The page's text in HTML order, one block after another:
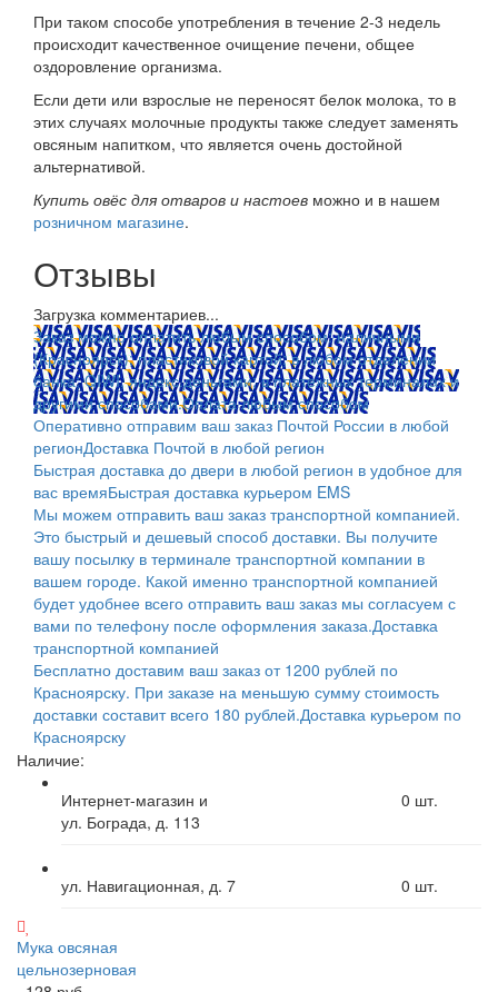
При таком способе употребления в течение 2-3 недель
происходит качественное очищение печени, общее
оздоровление организма.
Если дети или взрослые не переносят белок молока, то в
этих случаях молочные продукты также следует заменять
овсяным напитком, что является очень достойной
альтернативой.
Купить овёс для отваров и настоев можно и в нашем
розничном магазине.
Отзывы
Загрузка комментариев...
Заказ можно оплатить любым способом: наличными
(Красноярск); пластиковой картой; в любом отделении
банка; QIWI, яндекс.деньгами; в платежных терминалах и
другими способами.Оплата любым способом
Оперативно отправим ваш заказ Почтой России в любой
регионДоставка Почтой в любой регион
Быстрая доставка до двери в любой регион в удобное для
вас времяБыстрая доставка курьером EMS
Мы можем отправить ваш заказ транспортной компанией.
Это быстрый и дешевый способ доставки. Вы получите
вашу посылку в терминале транспортной компании в
вашем городе. Какой именно транспортной компанией
будет удобнее всего отправить ваш заказ мы согласуем с
вами по телефону после оформления заказа.Доставка
транспортной компанией
Бесплатно доставим ваш заказ от 1200 рублей по
Красноярску. При заказе на меньшую сумму стоимость
доставки составит всего 180 рублей.Доставка курьером по
Красноярску
Наличие:
Интернет-магазин и
ул. Бограда, д. 113
0 шт.
ул. Навигационная, д. 7 0 шт.
Мука овсяная
цельнозерновая